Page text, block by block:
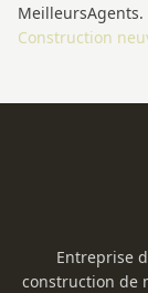
MeilleursAgents.
Construction
Entreprise
construction de